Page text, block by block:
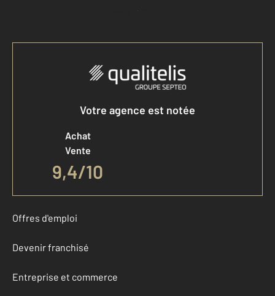
Accéder à mon compte
Votre agence est notée
Achat
Vente
9,4/10
Offres d'emploi
Devenir franchisé
Entreprise et commerce